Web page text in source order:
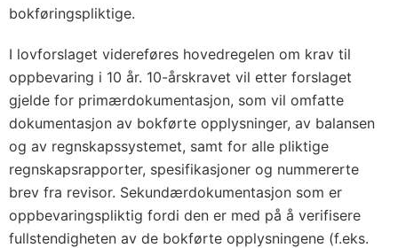
bokføringspliktige.
I lovforslaget videreføres hovedregelen om krav til
oppbevaring i 10 år. 10-årskravet vil etter forslaget
gjelde for primærdokumentasjon, som vil omfatte
dokumentasjon av bokførte opplysninger, av balansen
og av regnskapssystemet, samt for alle pliktige
regnskapsrapporter, spesifikasjoner og nummererte
brev fra revisor. Sekundærdokumentasjon som er
oppbevaringspliktig fordi den er med på å verifisere
fullstendigheten av de bokførte opplysningene (f.eks.